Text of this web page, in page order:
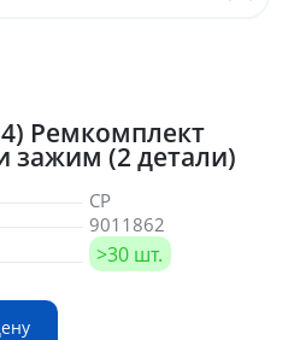
Ремкомплект
зажим (2 детали)
CP
9011862
>30 шт.